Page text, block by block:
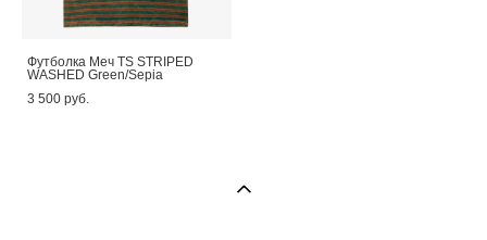
Футболка Меч TS STRIPED
WASHED Green/Sepia
3 500 pуб.